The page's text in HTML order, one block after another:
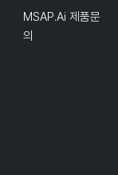
MSAP.ai 제품문
의